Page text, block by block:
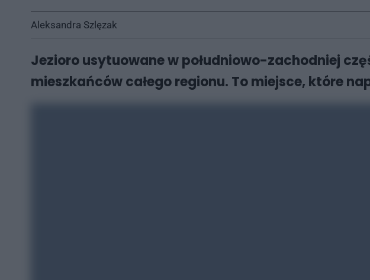
Aleksandra Szlęzak
Jezioro usytuowane w południowo-zachodniej
mieszkańców całego regionu. To miejsce, które